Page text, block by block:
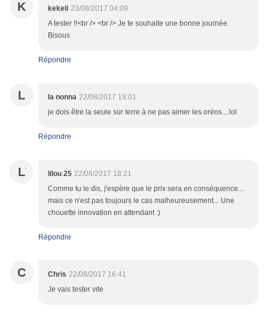
K kekeli 23/08/2017 04:09
A tester !!<br /> <br /> Je te souhaite une bonne journée.
Bisous
Répondre
L la nonna 22/08/2017 19:01
je dois être la seule sur terre à ne pas aimer les oréos....lol
Répondre
L lilou 25 22/08/2017 18:21
Comme tu le dis, j'espère que le prix sera en conséquence...
mais ce n'est pas toujours le cas malheureusement... Une
chouette innovation en attendant :)
Répondre
C Chris 22/08/2017 16:41
Je vais tester vite